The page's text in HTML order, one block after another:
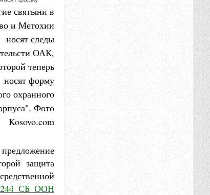
святыни в
и Метохии
носят следы
ОАК,
теперь
носят форму
охранного
Фото
Kosovo.com
защита
СБ ООН